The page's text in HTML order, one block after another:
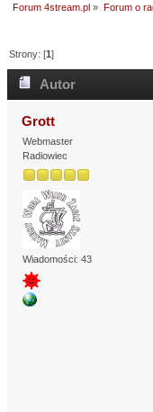
Forum 4stream.pl » Forum o
Strony: [1]
Autor
Grott
Webmaster
Radiowiec
Wiadomości: 43